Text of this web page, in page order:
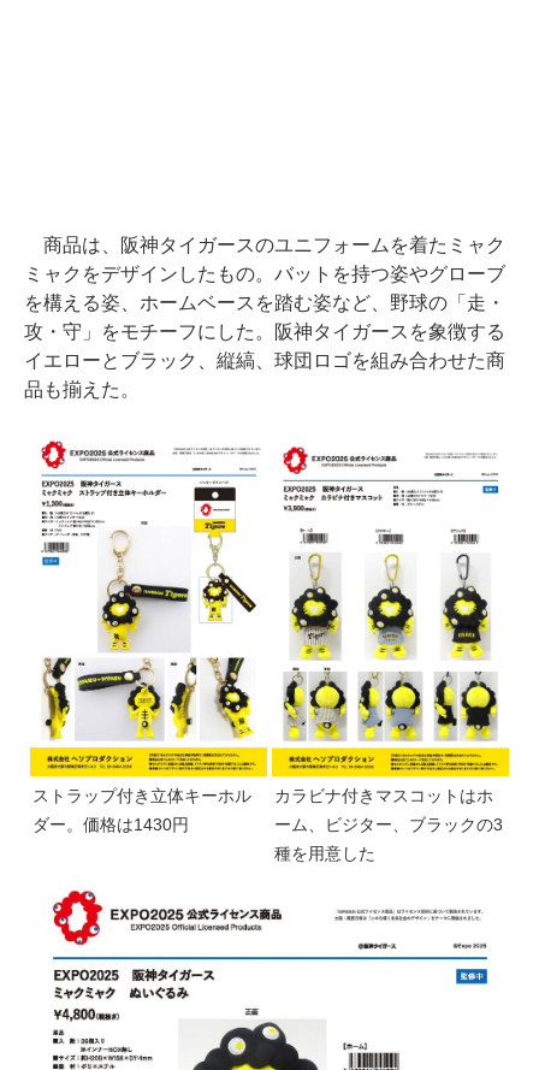
商品は、阪神タイガースのユニフォームを着たミャク
ミャクをデザインしたもの。バットを持つ姿やグローブ
を構える姿、ホームベースを踏む姿など、野球の「走・
攻・守」をモチーフにした。阪神タイガースを象徴する
イエローとブラック、縦縞、球団ロゴを組み合わせた商
品も揃えた。
ストラップ付き立体キーホル
ダー。価格は1430円
カラビナ付きマスコットはホ
ーム、ビジター、ブラックの3
種を用意した